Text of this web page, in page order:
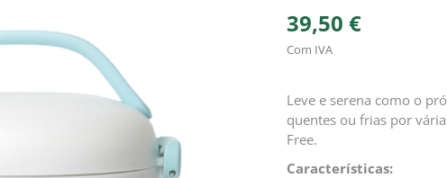
39,50 €
Com IVA
Leve e serena como o
quentes ou frias por
Free.
Características: